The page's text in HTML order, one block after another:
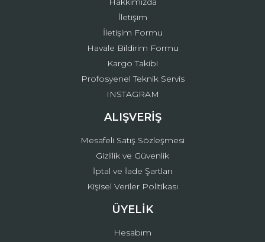
Gönder
İletişim
İletişim Formu
Havale Bildirim Formu
Kargo Takibi
Profosyenel Teknik Servis
INSTAGRAM
ALIŞVERİŞ
Mesafeli Satış Sözleşmesi
Gizlilik ve Güvenlik
İptal ve İade Şartları
Kişisel Veriler Politikası
ÜYELİK
Hesabım